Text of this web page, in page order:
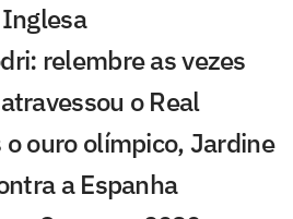
relembre as vezes
o Real
o ouro olímpico, Jardine
a Espanha